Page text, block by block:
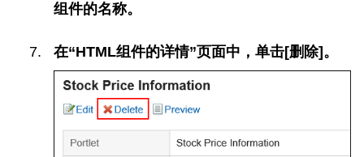
组件的名称。
在“HTML组件的详情”页面中，单击[删除]。